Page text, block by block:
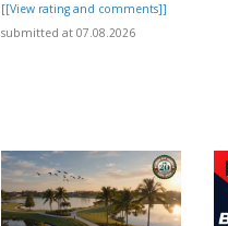
[[View rating and comments]]
submitted at 07.08.2026